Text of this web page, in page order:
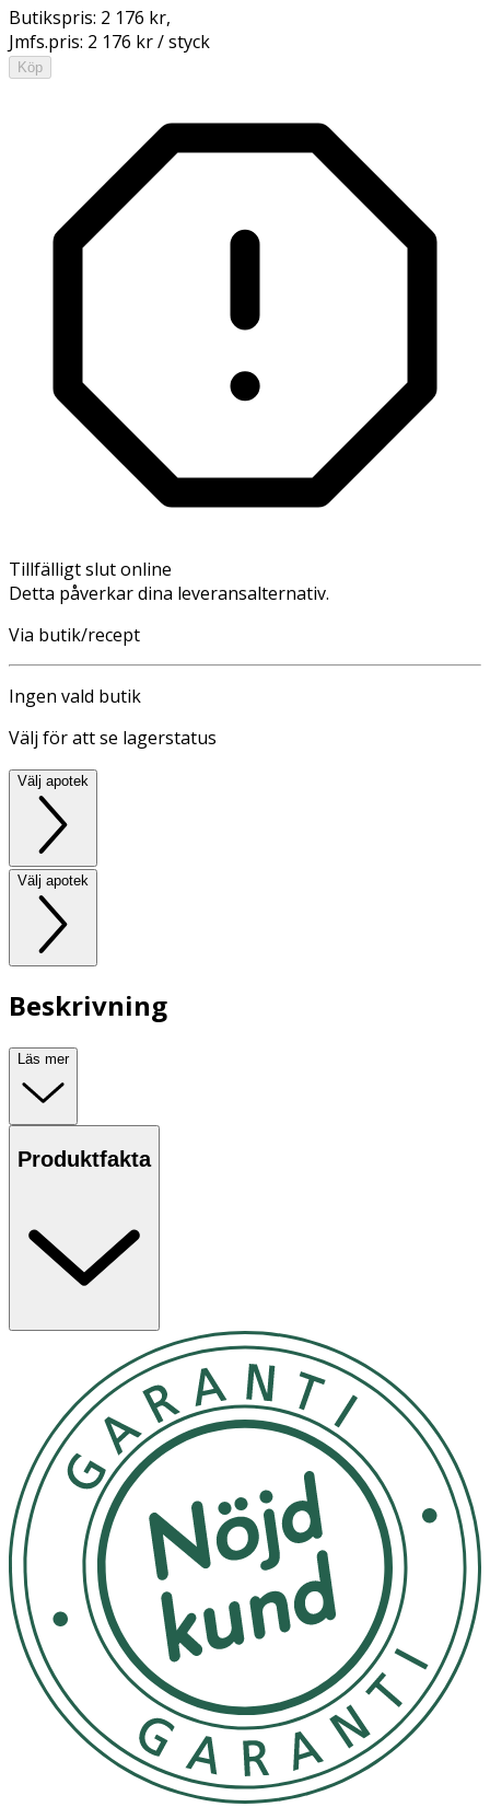
Butikspris: 2 176 kr,
Jmfs.pris: 2 176 kr / styck
Köp
Tillfälligt slut online
Detta påverkar dina leveransalternativ.
Via butik/recept
Ingen vald butik
Välj för att se lagerstatus
Välj apotek
Välj apotek
Beskrivning
Läs mer
Produktfakta